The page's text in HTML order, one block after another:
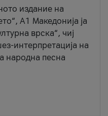
издание на
А1 Македонија ја
врска“, чиј
интерпретација на
народна песна